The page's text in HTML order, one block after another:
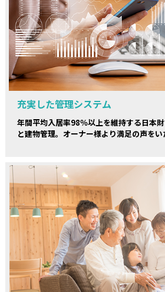
充実した管理システム
年間平均入居率98％以上を維持する日本
と建物管理。オーナー様より満足の声をい